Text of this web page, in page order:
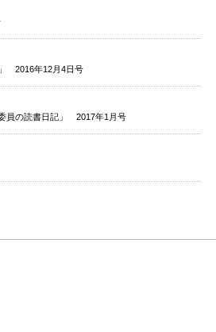
2016年12月4日号
員の読書日記」 2017年1月号